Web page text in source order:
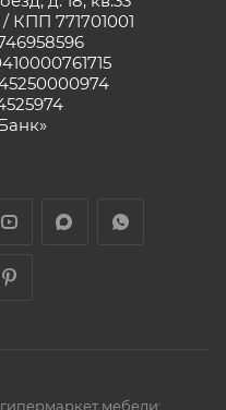
КПП 771701001
мебели: